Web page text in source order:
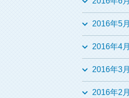
2016年5月
2016年4月
2016年3月
2016年2月